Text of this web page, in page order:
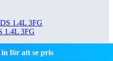
1.4L 3FG
för att se pris